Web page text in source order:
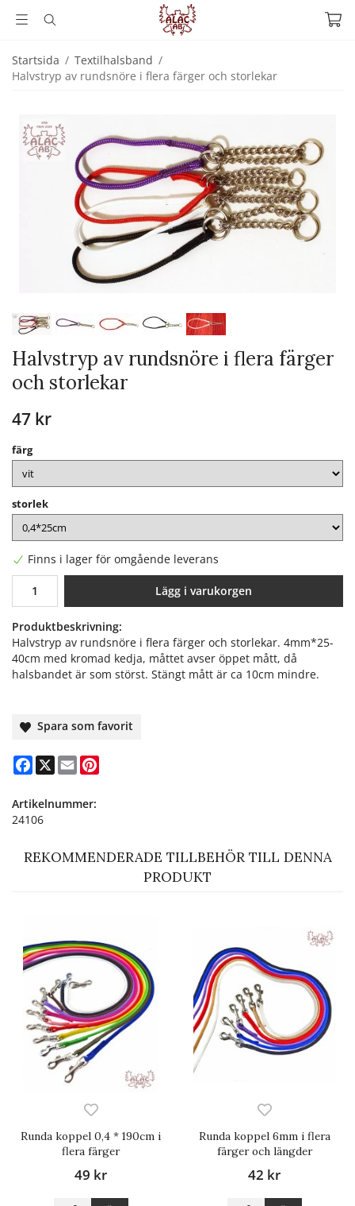
Startsida / Textilhalsband /
Halvstryp av rundsnöre i flera färger och storlekar
Halvstryp av rundsnöre i flera färger
och storlekar
47 kr
färg
storlek
Finns i lager för omgående leverans
Lägg i varukorgen
Produktbeskrivning:
Halvstryp av rundsnöre i flera färger och storlekar. 4mm*25-
40cm med kromad kedja, måttet avser öppet mått, då
halsbandet är som störst. Stängt mått är ca 10cm mindre.
Spara som favorit
Facebook
X Email
Artikelnummer:
24106
REKOMMENDERADE TILLBEHÖR TILL DENNA
PRODUKT
Runda koppel 0,4 * 190cm i
flera färger
49 kr
Runda koppel 6mm i flera
färger och längder
42 kr